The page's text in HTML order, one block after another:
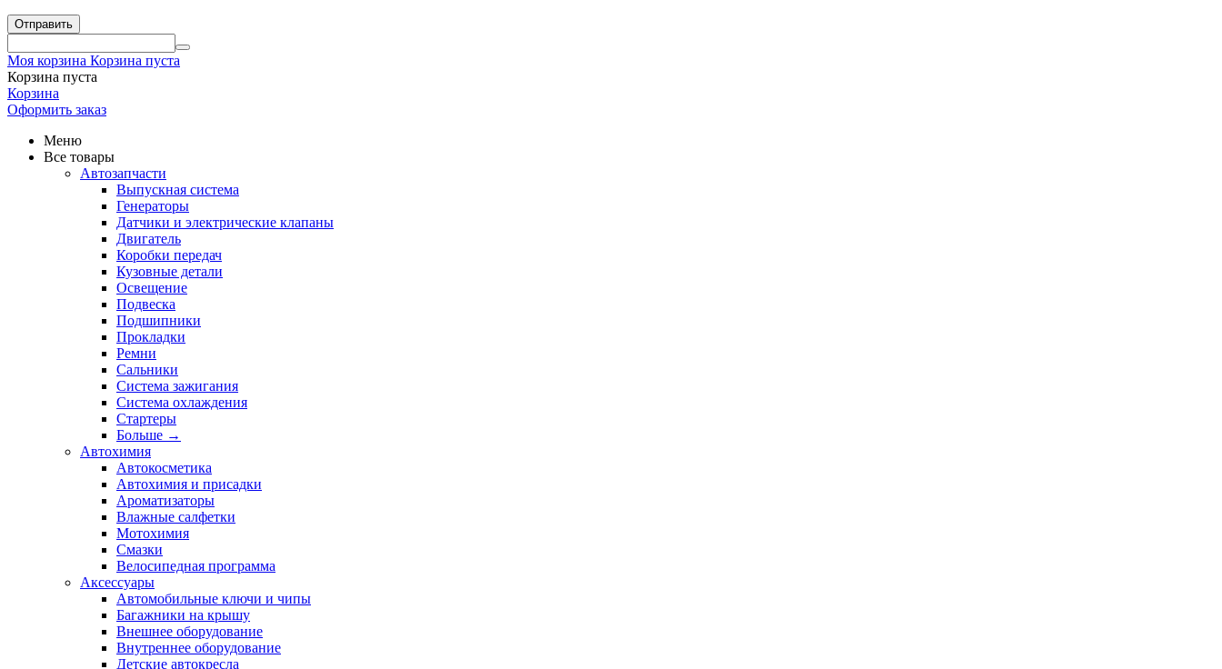
Отправить
Моя корзина Корзина пуста
Корзина пуста
Корзина
Оформить заказ
Меню
Все товары
Автозапчасти
Выпускная система
Генераторы
Датчики и электрические клапаны
Двигатель
Коробки передач
Кузовные детали
Освещение
Подвеска
Подшипники
Прокладки
Ремни
Сальники
Система зажигания
Система охлаждения
Стартеры
Больше →
Автохимия
Автокосметика
Автохимия и присадки
Ароматизаторы
Влажные салфетки
Мотохимия
Смазки
Велосипедная программа
Аксессуары
Автомобильные ключи и чипы
Багажники на крышу
Внешнее оборудование
Внутреннее оборудование
Детские автокресла